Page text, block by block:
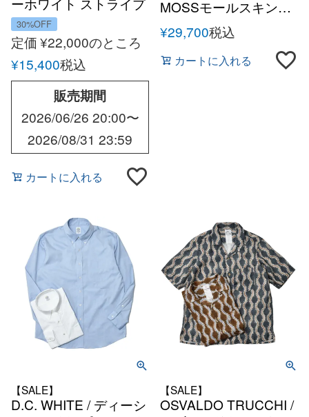
オックスクレリックタ
ブカラーシャツ
30%OFF
定価¥22,000のところ
¥15,400税込
販売期間
2026/06/26 20:00〜
2026/08/31 23:59
カートに入れる
MOSSモールスキンオ
ーバーシャツ
¥29,700税込
カートに入れる
【SALE】
D.C. WHITE / ディーシ
【SALE】
OSVALDO TRUCCHI /